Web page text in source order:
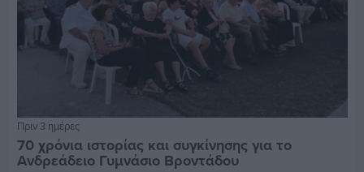
Πριν 3 ημέρες
70 χρόνια ιστορίας και συγκίνησης για το
Ανδρεάδειο Γυμνάσιο Βροντάδου